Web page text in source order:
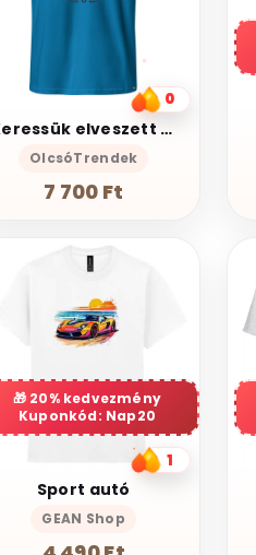
0
Keressük elveszett bajtársunkat – 10-es krova póló
OlcsóTrendek
7 700 Ft
20% kedvezmény
Kuponkód: Nap20
1
Sport autó
GEAN Shop